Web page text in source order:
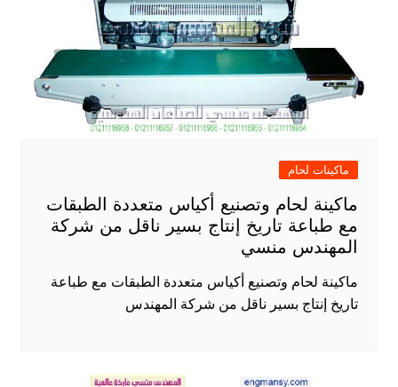
ماكينات لحام
ماكينة لحام وتصنيع أكياس متعددة الطبقات
مع طباعة تاريخ إنتاج بسير ناقل من شركة
المهندس منسي
ماكينة لحام وتصنيع أكياس متعددة الطبقات مع طباعة
تاريخ إنتاج بسير ناقل من شركة المهندس